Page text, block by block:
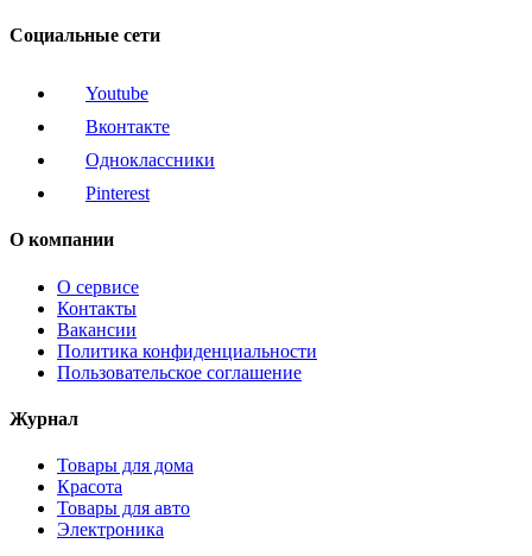
Социальные сети
Youtube
Вконтакте
Одноклассники
Pinterest
О компании
О сервисе
Контакты
Вакансии
Политика конфиденциальности
Пользовательское соглашение
Журнал
Товары для дома
Красота
Товары для авто
Электроника